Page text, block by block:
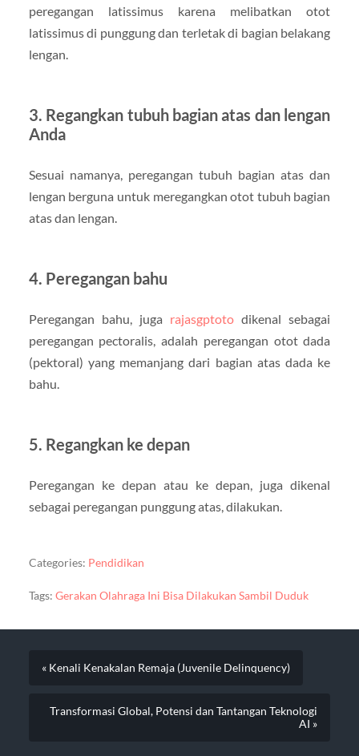
peregangan latissimus karena melibatkan otot
latissimus di punggung dan terletak di bagian belakang
lengan.
3. Regangkan tubuh bagian atas dan lengan
Anda
Sesuai namanya, peregangan tubuh bagian atas dan
lengan berguna untuk meregangkan otot tubuh bagian
atas dan lengan.
4. Peregangan bahu
Peregangan bahu, juga rajasgptoto dikenal sebagai
peregangan pectoralis, adalah peregangan otot dada
(pektoral) yang memanjang dari bagian atas dada ke
bahu.
5. Regangkan ke depan
Peregangan ke depan atau ke depan, juga dikenal
sebagai peregangan punggung atas, dilakukan.
Categories: Pendidikan
Tags: Gerakan Olahraga Ini Bisa Dilakukan Sambil Duduk
« Kenali Kenakalan Remaja (Juvenile Delinquency)
Transformasi Global, Potensi dan Tantangan Teknologi
AI »